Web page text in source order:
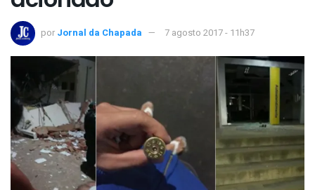
por Jornal da Chapada 7 agosto 2017 - 11h37